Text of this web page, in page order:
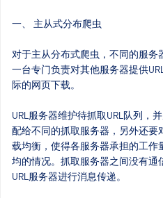
一、 主从式分布爬虫
对于主从分布式爬虫，不同的服
一台专门负责对其他服务器提供
际的网页下载。
URL服务器维护待抓取URL队列，
配给不同的抓取服务器，另外还要
载均衡，使得各服务器承担的工作
均的情况。抓取服务器之间没有通
URL服务器进行消息传递。